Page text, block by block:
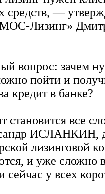
средств, —
Лизинг»
вопрос: зачем
пойти и
кредит в банке?
становится все
ИСЛАНКИН,
лизинговой
и уже сложно
у всех